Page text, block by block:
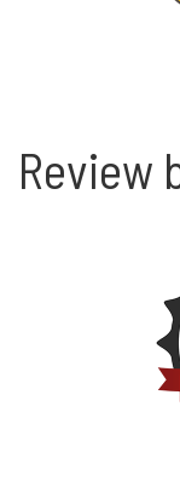
Review